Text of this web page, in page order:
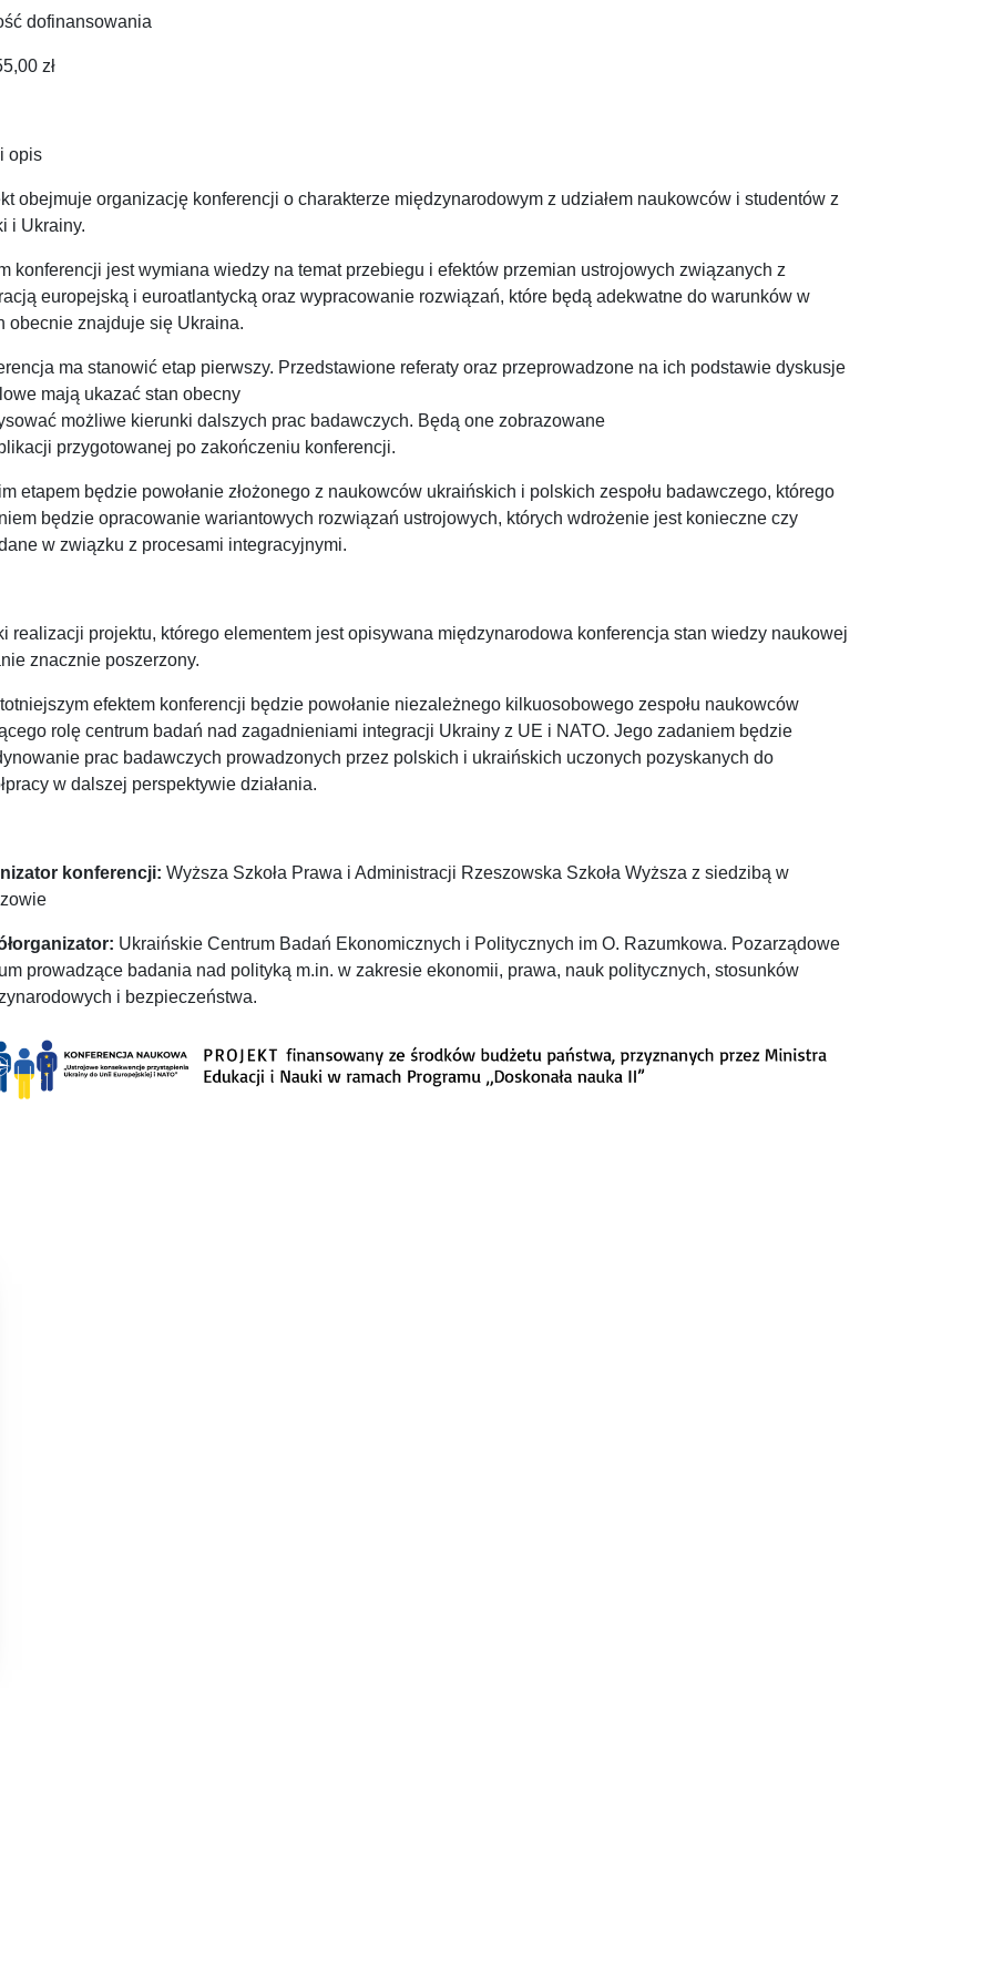
dofinansowania
zł
opis
obejmuje organizację konferencji o charakterze międzynarodowym z udziałem naukowców i studentów z
i Ukrainy.
konferencji jest wymiana wiedzy na temat przebiegu i efektów przemian ustrojowych związanych z
europejską i euroatlantycką oraz wypracowanie rozwiązań, które będą adekwatne do warunków w
obecnie znajduje się Ukraina.
ma stanowić etap pierwszy. Przedstawione referaty oraz przeprowadzone na ich podstawie dyskusje
mają ukazać stan obecny
możliwe kierunki dalszych prac badawczych. Będą one zobrazowane
przygotowanej po zakończeniu konferencji.
etapem będzie powołanie złożonego z naukowców ukraińskich i polskich zespołu badawczego, którego
będzie opracowanie wariantowych rozwiązań ustrojowych, których wdrożenie jest konieczne czy
w związku z procesami integracyjnymi.
realizacji projektu, którego elementem jest opisywana międzynarodowa konferencja stan wiedzy naukowej
znacznie poszerzony.
efektem konferencji będzie powołanie niezależnego kilkuosobowego zespołu naukowców
rolę centrum badań nad zagadnieniami integracji Ukrainy z UE i NATO. Jego zadaniem będzie
prac badawczych prowadzonych przez polskich i ukraińskich uczonych pozyskanych do
w dalszej perspektywie działania.
konferencji: Wyższa Szkoła Prawa i Administracji Rzeszowska Szkoła Wyższa z siedzibą w
Ukraińskie Centrum Badań Ekonomicznych i Politycznych im O. Razumkowa. Pozarządowe
prowadzące badania nad polityką m.in. w zakresie ekonomii, prawa, nauk politycznych, stosunków
i bezpieczeństwa.